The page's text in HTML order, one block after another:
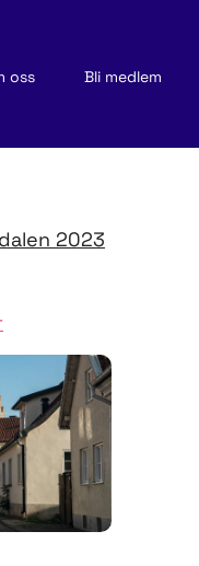
oss
Bli medlem
och publikationer
2023